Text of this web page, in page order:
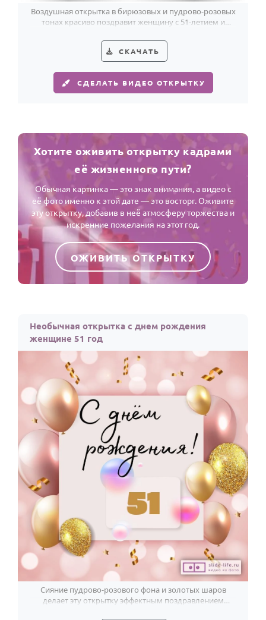
Воздушная открытка в бирюзовых и пудрово-розовых
тонах красиво поздравит женщину с 51-летием и
СКАЧАТЬ
СДЕЛАТЬ ВИДЕО ОТКРЫТКУ
Хотите оживить открытку кадрами
её жизненного пути?
Обычная картинка — это знак внимания, а видео с
её фото именно к этой дате — это восторг. Оживите
эту открытку, добавив в неё атмосферу торжества и
искренние пожелания на этот год.
ОЖИВИТЬ ОТКРЫТКУ
Необычная открытка с днем рождения
женщине 51 год
Сияние пудрово-розового фона и золотых шаров
делает эту открытку эффектным поздравлением